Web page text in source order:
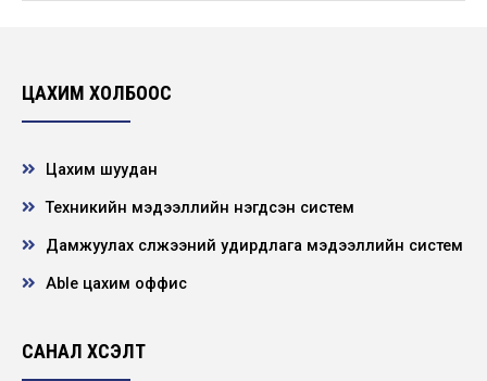
ЦАХИМ ХОЛБООС
Цахим шуудан
Техникийн мэдээллийн нэгдсэн систем
Дамжуулах сүлжээний удирдлага мэдээллийн систем
Able цахим оффис
САНАЛ ХҮСЭЛТ